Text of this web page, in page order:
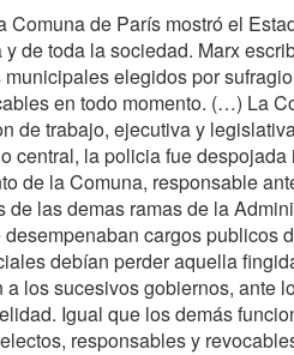
de París mostró el
de toda la sociedad. Marx
elegidos por
en todo momento. (…) La
de trabajo, ejecutiva y
central, la policia fue
de la Comuna, responsable
las demas ramas de la
cargos publicos
debían perder aquella
los sucesivos gobiernos, ante
Igual que los demás
responsables y